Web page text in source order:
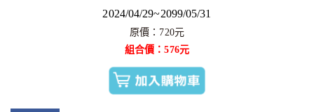
2024/04/29~2099/05/31
原價：720元
組合價：576元